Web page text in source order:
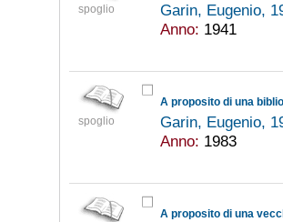
spoglio
Garin, Eugenio,
Anno: 1941
spoglio
A proposito di una
Garin, Eugenio,
Anno: 1983
A proposito di una